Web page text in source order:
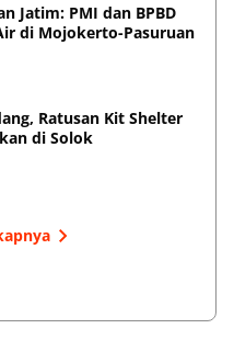
Jatim: PMI dan BPBD
di Mojokerto-Pasuruan
Ratusan Kit Shelter
di Solok